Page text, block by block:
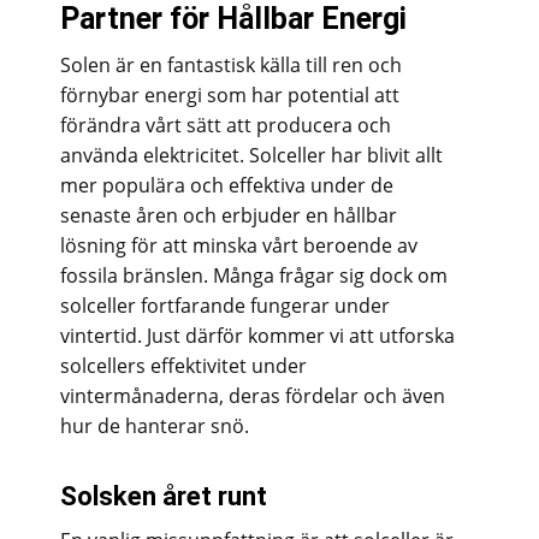
Partner för Hållbar Energi
Solen är en fantastisk källa till ren och
förnybar energi som har potential att
förändra vårt sätt att producera och
använda elektricitet. Solceller har blivit allt
mer populära och effektiva under de
senaste åren och erbjuder en hållbar
lösning för att minska vårt beroende av
fossila bränslen. Många frågar sig dock om
solceller fortfarande fungerar under
vintertid. Just därför kommer vi att utforska
solcellers effektivitet under
vintermånaderna, deras fördelar och även
hur de hanterar snö.
Solsken året runt